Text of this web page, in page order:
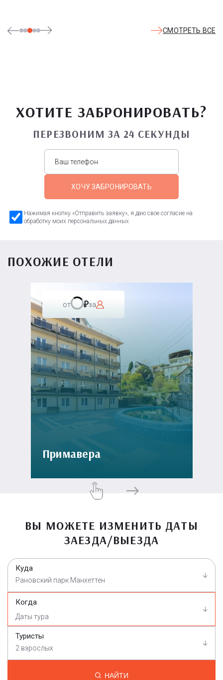
СМОТРЕТЬ ВСЕ
ХОТИТЕ ЗАБРОНИРОВАТЬ?
ПЕРЕЗВОНИМ ЗА 24 СЕКУНДЫ
ХОЧУ ЗАБРОНИРОВАТЬ
Нажимая кнопку «Отправить заявку», я даю свое согласие на
обработку моих персональных данных
ПОХОЖИЕ ОТЕЛИ
от за
Примавера
ВЫ МОЖЕТЕ ИЗМЕНИТЬ ДАТЫ
ЗАЕЗДА/ВЫЕЗДА
Куда
Рановский парк Манхеттен
Когда
Туристы
2 взрослых
НАЙТИ